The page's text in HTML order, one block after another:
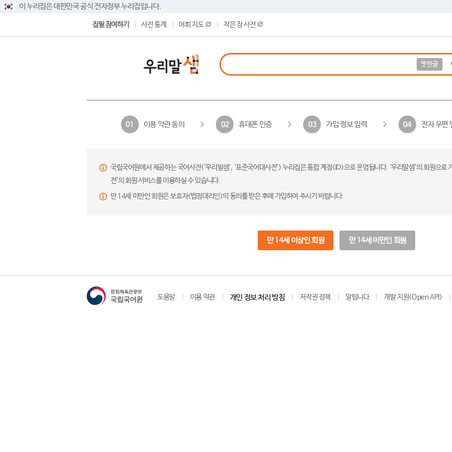
이 누리집은 대한민국 공식 전자정부 누리집입니다.
집필 참여하기 사전 통계 어휘 지도 작은 창 사전
옛한글
01 이용 약관 동의 02 휴대폰 인증 03 가입 정보 입력 04 전자 우편
국립국어원에서 제공하는 국어사전(‘우리말샘’, ‘표준국어대사전’) 누리집은 통합 계정(ID)으로 운영됩니다. ‘우리말샘’의 회원으
전’의 회원 서비스를 이용하실 수 있습니다.
만 14세 미만인 회원은 보호자(법정대리인)의 동의를 받은 후에 가입하여 주시기 바랍니다.
만 14세 이상인 회원 만 14세 미만인 회원
도움말 이용 약관 개인 정보 처리 방침 저작권 정책 알립니다 개발 지원(Open API)